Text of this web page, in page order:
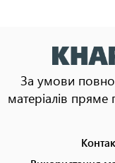
За умови
матеріалів пряме